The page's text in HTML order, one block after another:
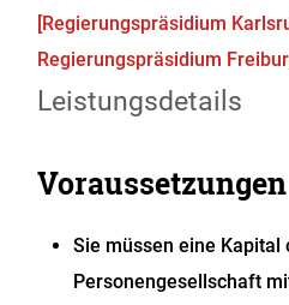
[Regierungspräsidium
Regierungspräsidium
Leistungsdetails
Voraussetzungen
Sie müssen eine Kapital
Personengesellschaft